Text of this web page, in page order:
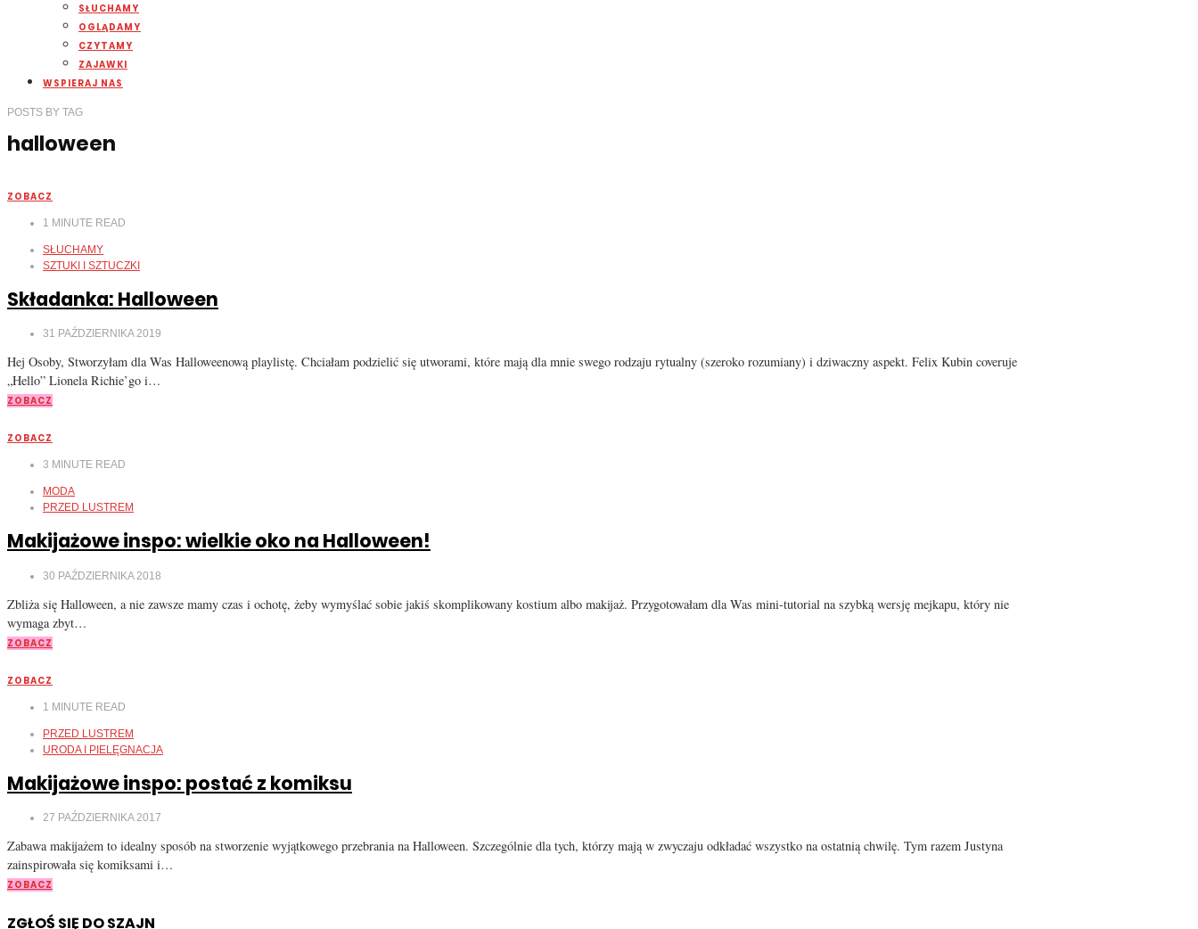
SŁUCHAMY
OGLĄDAMY
CZYTAMY
ZAJAWKI
WSPIERAJ NAS
POSTS BY TAG
halloween
ZOBACZ
1 MINUTE READ
SŁUCHAMY
SZTUKI I SZTUCZKI
Składanka: Halloween
31 PAŹDZIERNIKA 2019
Hej Osoby, Stworzyłam dla Was Halloweenową playlistę. Chciałam podzielić się utworami, które mają dla mnie swego rodzaju rytualny (szeroko rozumiany) i dziwaczny aspekt. Felix Kubin coveruje
„Hello” Lionela Richie’go i…
ZOBACZ
ZOBACZ
3 MINUTE READ
MODA
PRZED LUSTREM
Makijażowe inspo: wielkie oko na Halloween!
30 PAŹDZIERNIKA 2018
Zbliża się Halloween, a nie zawsze mamy czas i ochotę, żeby wymyślać sobie jakiś skomplikowany kostium albo makijaż. Przygotowałam dla Was mini-tutorial na szybką wersję mejkapu, który nie
wymaga zbyt…
ZOBACZ
ZOBACZ
1 MINUTE READ
PRZED LUSTREM
URODA I PIELĘGNACJA
Makijażowe inspo: postać z komiksu
27 PAŹDZIERNIKA 2017
Zabawa makijażem to idealny sposób na stworzenie wyjątkowego przebrania na Halloween. Szczególnie dla tych, którzy mają w zwyczaju odkładać wszystko na ostatnią chwilę. Tym razem Justyna
zainspirowała się komiksami i…
ZOBACZ
ZGŁOŚ SIĘ DO SZAJN